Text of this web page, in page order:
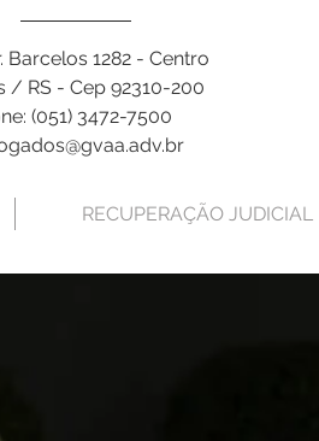
Barcelos 1282 - Centro
/ RS - Cep 92310-200
(051) 3472-7500
RECUPERAÇÃO JUDICIAL